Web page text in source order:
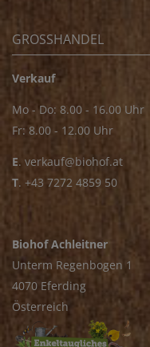
GROSSHANDEL
Verkauf
Mo - Do: 8.00 - 16.00 Uhr
Fr: 8.00 - 12.00 Uhr
E. verkauf@biohof.at
T. +43 7272 4859 50
Biohof Achleitner
Unterm Regenbogen 1
4070 Eferding
Österreich